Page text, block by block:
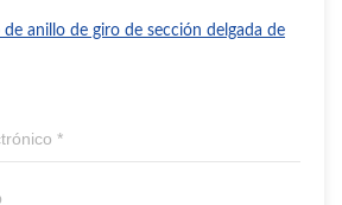
anillo de giro de sección delgada de